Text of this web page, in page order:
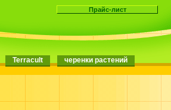
Terracult черенки растений